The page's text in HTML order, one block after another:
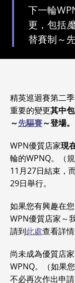
下一輪
更，包括
替賽制～
精英巡迴賽第二
重要的變更其中
～先驅賽～登場。
WPN優質店家現
輪的WPNQ。（
11月27日結束，
29日舉行。
如果您有興趣在
WPN優質店家～
請到此處查看詳情
尚未成為優質店
WPNQ。（如果
不必再次作出申請